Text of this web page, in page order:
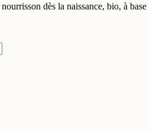
dès la naissance, bio, à base